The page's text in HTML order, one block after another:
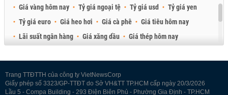
Giá vàng hôm nay Tỷ giá ngoại tệ Tỷ giá usd
Tỷ giá yen
Tỷ giá euro
Giá heo hơi Giá cà phê
Giá tiêu hôm nay
Lãi suất ngân hàng
Giá xăng dầu
Giá thép hôm nay
Trang TTĐTTH của công ty VietNewsCorp
Giấy phép số 3323/GP-TTĐT do Sở VH&TT TP.HCM cấp ngày 20/3/2026
Lầu 5 - Compa Building - 293 Điện Biên Phủ - Phường Gia Định - TP.HCM